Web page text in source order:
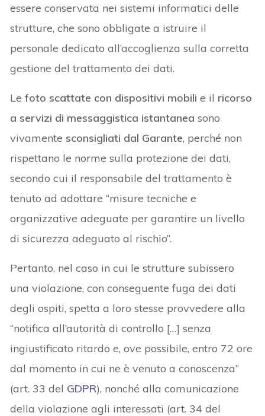
essere conservata nei sistemi informatici delle
strutture, che sono obbligate a istruire il
personale dedicato all’accoglienza sulla corretta
gestione del trattamento dei dati.
Lefoto scattate con dispositivi mobili e il ricorso
a servizi di messaggistica istantanea sono
vivamente sconsigliati dal Garante, perché non
rispettano le norme sulla protezione dei dati,
secondo cui il responsabile del trattamento è
tenuto ad adottare “misure tecniche e
organizzative adeguate per garantire un livello
di sicurezza adeguato al rischio”.
Pertanto, nel caso in cui le strutture subissero
una violazione, con conseguente fuga dei dati
degli ospiti, spetta a loro stesse provvedere alla
“notifica all’autorità di controllo […] senza
ingiustificato ritardo e, ove possibile, entro 72 ore
dal momento in cui ne è venuto a conoscenza”
(art. 33 del GDPR), nonché alla comunicazione
della violazione agli interessati (art. 34 del